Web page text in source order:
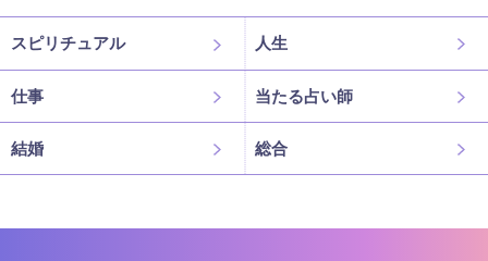
スピリチュアル 人生
仕事 当たる占い師
結婚 総合